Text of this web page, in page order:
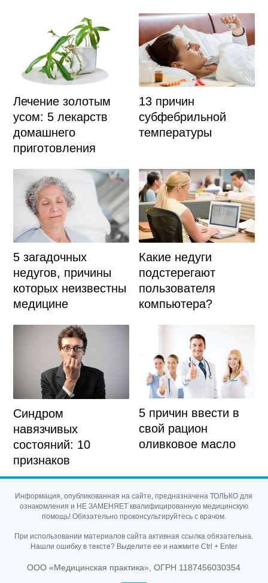
Лечение золотым
усом: 5 лекарств
домашнего
приготовления
13 причин
субфебрильной
температуры
5 загадочных
недугов, причины
которых неизвестны
медицине
Какие недуги
подстерегают
пользователя
компьютера?
Синдром
навязчивых
состояний: 10
признаков
5 причин ввести в
свой рацион
оливковое масло
Информация, опубликованная на сайте, предназначена ТОЛЬКО для
ознакомления и НЕ ЗАМЕНЯЕТ квалифицированную медицинскую
помощь! Обязательно проконсультируйтесь с врачом.
При использовании материалов сайта активная ссылка обязательна.
Нашли ошибку в тексте? Выделите ее и нажмите Ctrl + Enter
ООО «Медицинская практика», ОГРН 1187456030354